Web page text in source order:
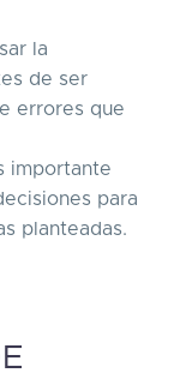
la
de ser
errores que
importante
para
planteadas.